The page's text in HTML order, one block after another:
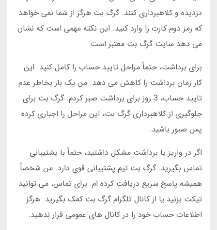
دزدیده و کلاهبرداری کنند. گرگ بت هرگز از شما نمی خواهد
که رمز دوم کارت را وارد کنید. این نکته مهمی است که نشان
می دهد سایت گرگ بت معتبر است.
برای برداشت، حتماً مراحل تایید حساب را کامل کنید. این
کار زمان برداشت را کاهش می دهد. من یک بار بخاطر عدم
تایید حساب، 3 روز برای برداشت صبر کردم. گرگ بت برای
جلوگیری از کلاهبرداری گرگ بت، این مراحل را اجباری کرده.
پس صبور باشید.
اگر در واریز یا برداشت مشکل داشتید، حتماً با پشتیبانی
تماس بگیرید. گرگ بت تیم پشتیبانی قوی دارد. من شخصاً
همیشه پاسخ سریع دریافت کرده ام. برای تماس، می توانید
تیکت بزنید یا از کانال تلگرام گرگ بت کمک بگیرید. هرگز
اطلاعات حساب خود را در کانال های عمومی قرار ندهید.